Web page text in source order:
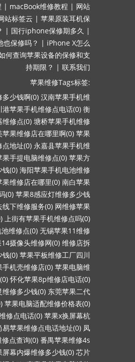
| macBook维修教程 | 网站
站标签云 | 苹果原装耳机保
| 国行iphone保修期多久 |
保修吗？ | iPhone X怎么
何查询苹果设备的保修和支
持期限？ | 联系我们
苹果维修Tags标签:
少钱啊(0) 汉南苹果手机维
港苹果手机维修点电话(0) 衡
维修点(0) 塘桥苹果手机维修
苹果维修店在哪里啊(0) 苹果
点地址(0) 永嘉县苹果手机维
果手提电脑维修点(0) 苹果方
钱(0) 海阳苹果手机电池维修
果维修店在哪里(0) 南白苹果
(0) 苹果8感应灯维修多少钱
线下维修服务(0) 网维修苹果
上街有苹果手机维修点吗(0)
维修点(0) 无锡苹果11维修
摄像头维修网(0) 维修店拆
钱(0) 苹果平板维修工厂四川
手机壳维修店(0) 苹果电脑维
怀化苹果8p维修店电话(0)
修多少钱(0) 东莞苹果二代
苹果电脑适配维修价格表(0)
修点电话(0) 苹果x换屏幕杭
易苹果维修点电话地址(0) 凤
点查询(0) 番禺苹果维修4s
屏幕内爆维修多少钱(0) 芯片